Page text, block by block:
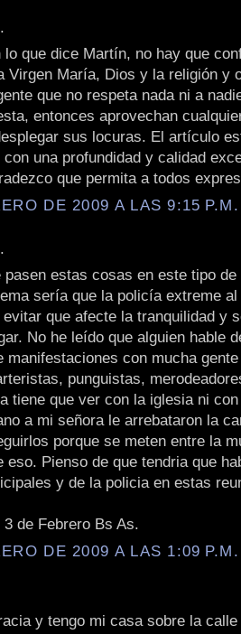
lo que dice Martín, no hay que
Virgen María, Dios y la religión y
que no respeta nada ni a
entonces aprovechan
sus locuras. El artículo
una profundidad y calidad
que permita a todos
DE 2009 A LAS 9:15 P.M.
pasen estas cosas en este tipo
sería que la policía extreme
que afecte la tranquilidad y
No he leído que alguien hable
manifestaciones con mucha
punguistas,
tiene que ver con la iglesia ni
a mi señora le arrebataron la
porque se meten entre la
eso. Pienso de que tendria que
y de la policia en estas
de Febrero Bs As.
DE 2009 A LAS 1:09 P.M.
y tengo mi casa sobre la